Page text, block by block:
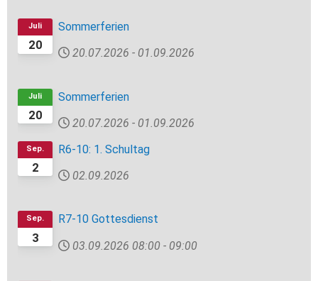
20
Juli
Sommerferien
20.07.2026 - 01.09.2026
20
Juli
Sommerferien
20.07.2026 - 01.09.2026
2
Sep.
R6-10: 1. Schultag
02.09.2026
3
Sep.
R7-10 Gottesdienst
03.09.2026 08:00 - 09:00